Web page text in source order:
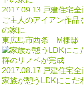
2017.09.13 戸建住宅
ご主人のアイアン作品
の家に
東広島市西条 M様邸
2017.08.17 戸建住宅
家族が憩うLDKにこだ